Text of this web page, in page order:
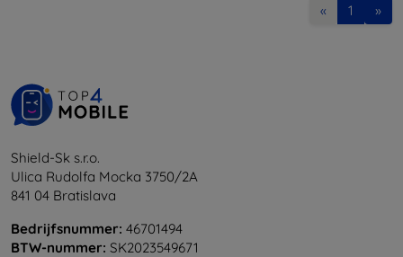
« 1 »
Shield-Sk s.r.o.
Ulica Rudolfa Mocka 3750/2A
841 04 Bratislava
Bedrijfsnummer: 46701494
BTW-nummer: SK2023549671